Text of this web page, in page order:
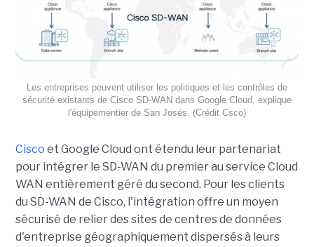
Les entreprises peuvent utiliser les politiques et les contrôles de
sécurité existants de Cisco SD-WAN dans Google Cloud, explique
l'équipementier de San Josés. (Crédit Csco)
Cisco et Google Cloud ont étendu leur partenariat
pour intégrer le SD-WAN du premier au service Cloud
WAN entièrement géré du second. Pour les clients
du SD-WAN de Cisco, l'intégration offre un moyen
sécurisé de relier des sites de centres de données
d'entreprise géographiquement dispersés à leurs